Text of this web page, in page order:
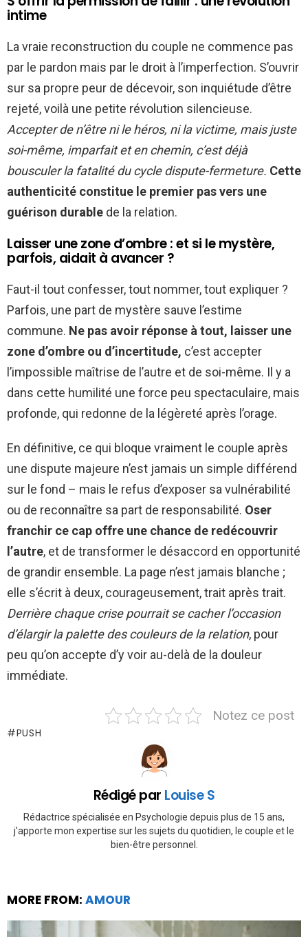
intime
La vraie reconstruction du couple ne commence pas
par le pardon mais par le droit à l’imperfection. S’ouvrir
sur sa propre peur de décevoir, son inquiétude d’être
rejeté, voilà une petite révolution silencieuse.
Accepter de n’être ni le héros, ni la victime, mais juste
soi-même, imparfait et en chemin, c’est déjà
bousculer la fatalité du cycle dispute-fermeture. Cette
authenticité constitue le premier pas vers une
guérison durable de la relation.
Laisser une zone d’ombre : et si le mystère,
parfois, aidait à avancer ?
Faut-il tout confesser, tout nommer, tout expliquer ?
Parfois, une part de mystère sauve l’estime
commune. Ne pas avoir réponse à tout, laisser une
zone d’ombre ou d’incertitude, c’est accepter
l’impossible maîtrise de l’autre et de soi-même. Il y a
dans cette humilité une force peu spectaculaire, mais
profonde, qui redonne de la légèreté après l’orage.
En définitive, ce qui bloque vraiment le couple après
une dispute majeure n’est jamais un simple différend
sur le fond – mais le refus d’exposer sa vulnérabilité
ou de reconnaître sa part de responsabilité. Oser
franchir ce cap offre une chance de redécouvrir
l’autre, et de transformer le désaccord en opportunité
de grandir ensemble. La page n’est jamais blanche ;
elle s’écrit à deux, courageusement, trait après trait.
Derrière chaque crise pourrait se cacher l’occasion
d’élargir la palette des couleurs de la relation, pour
peu qu’on accepte d’y voir au-delà de la douleur
immédiate.
Notez ce post
PUSH
Rédigé par Louise S
Rédactrice spécialisée en Psychologie depuis plus de 15 ans,
j'apporte mon expertise sur les sujets du quotidien, le couple et le
bien-être personnel.
MORE FROM: AMOUR